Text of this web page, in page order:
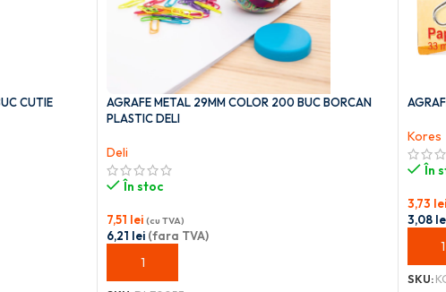
CUTIE
AGRAFE METAL 29MM COLOR 200 BUC BORCAN
PLASTIC DELI
Deli
În stoc
7,51 lei (cu TVA)
6,21 lei (fara TVA)
ADAUGĂ ÎN COȘ
Kores
În
3,73 lei
3,08
SKU: